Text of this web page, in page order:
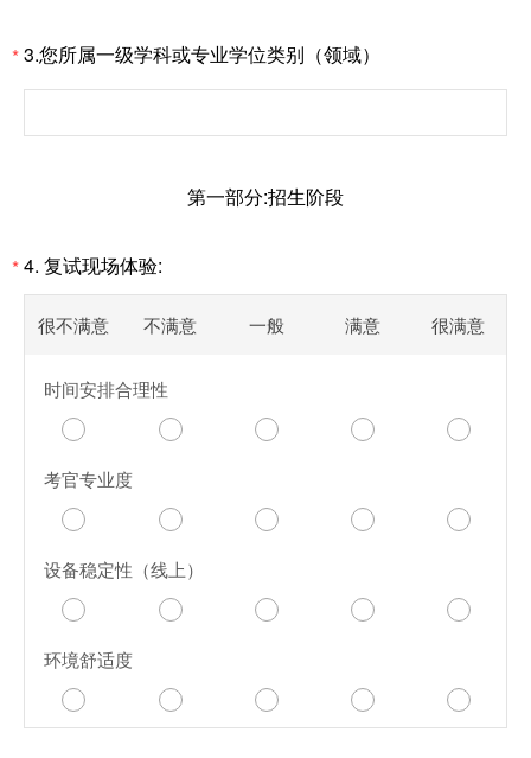
*3.您所属一级学科或专业学位类别（领域）
第一部分:招生阶段
*4. 复试现场体验:
很不满意 不满意 一般 满意 很满意
时间安排合理性
考官专业度
设备稳定性（线上）
环境舒适度